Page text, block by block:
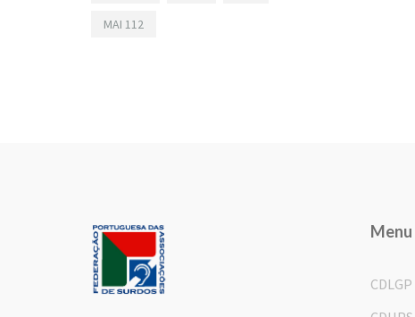
MAI 112
Menu
CDLGP